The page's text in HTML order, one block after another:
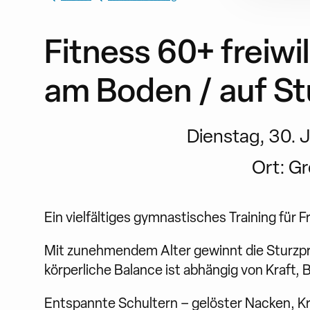
Fitness 60+
am Boden / auf
Dienstag, 30.
Ort:
Ein vielfältiges gymnastisches Training für
Mit zunehmendem Alter gewinnt die
körperliche Balance ist abhängig von Kraft,
Entspannte Schultern – gelöster Nacken,